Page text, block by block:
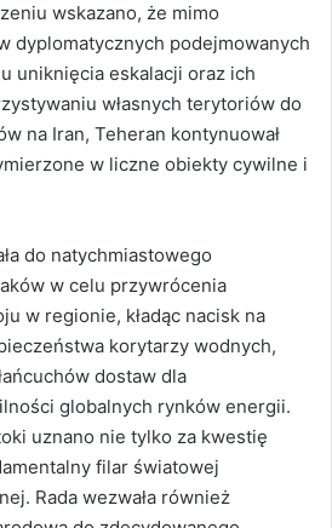
wskazano, że mimo
dyplomatycznych podejmowanych
uniknięcia eskalacji oraz ich
własnych terytoriów do
na Iran, Teheran kontynuował
w liczne obiekty cywilne i
do natychmiastowego
w celu przywrócenia
w regionie, kładąc nacisk na
korytarzy wodnych,
dostaw dla
globalnych rynków energii.
uznano nie tylko za kwestię
filar światowej
Rada wezwała również